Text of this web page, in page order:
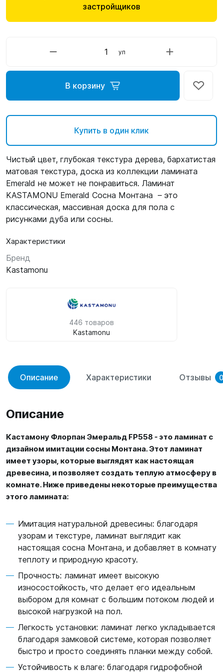
застройщиков
уп
В корзину
Купить в один клик
Чистый цвет, глубокая текстура дерева, бархатистая
матовая текстура, доска из коллекции ламината
Emerald не может не понравиться. Ламинат
KASTAMONU Emerald Сосна Монтана – это
классическая, массивная доска для пола с
рисунками дуба или сосны.
Характеристики
Бренд
Kastamonu
446 товаров
Kastamonu
Описание Характеристики Отзывы 0
Описание
Кастамону Флорпан Эмеральд FP558 - это ламинат с
дизайном имитации сосны Монтана. Этот ламинат
имеет узоры, которые выглядят как настоящая
древесина, и позволяет создать теплую атмосферу в
комнате. Ниже приведены некоторые преимущества
этого ламината:
Имитация натуральной древесины: благодаря
узорам и текстуре, ламинат выглядит как
настоящая сосна Монтана, и добавляет в комнату
теплоту и природную красоту.
Прочность: ламинат имеет высокую
износостойкость, что делает его идеальным
выбором для комнат с большим потоком людей и
высокой нагрузкой на пол.
Легкость установки: ламинат легко укладывается
благодаря замковой системе, которая позволяет
быстро и просто соединять планки между собой.
Устойчивость к влаге: благодаря гидрофобной